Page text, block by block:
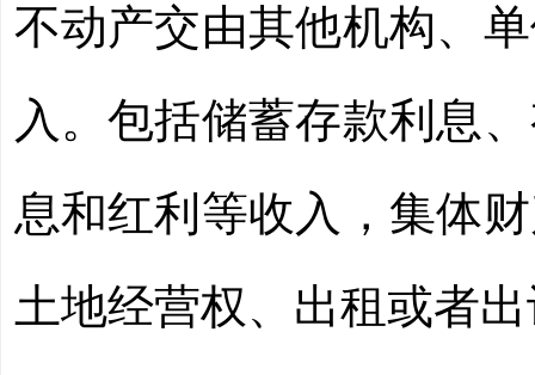
不动产交由其他机构、
入。包括储蓄存款利息
息和红利等收入，集体
土地经营权、出租或者